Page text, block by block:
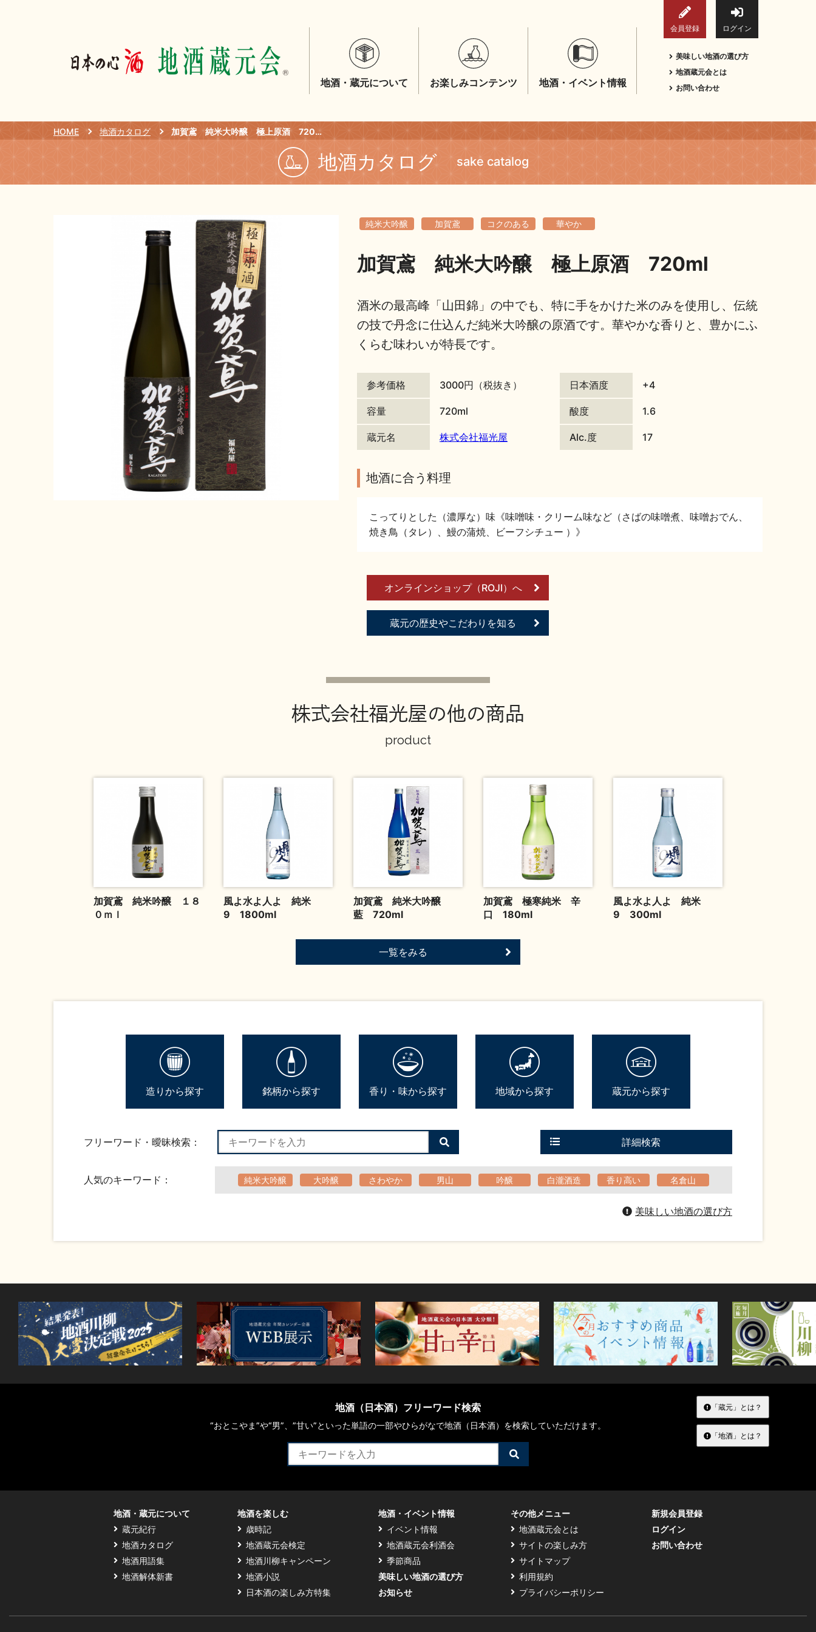
会員登録 ログイン
地酒・蔵元について お楽しみコンテンツ 地酒・イベント情報
美味しい地酒の選び方
地酒蔵元会とは
お問い合わせ
HOME 地酒カタログ 加賀鳶 純米大吟醸 極上原酒 720ml
地酒カタログ sake catalog
純米大吟醸 加賀鳶 コクのある 華やか
加賀鳶 純米大吟醸 極上原酒 720ml
酒米の最高峰「山田錦」の中でも、特に手をかけた米のみを使用し、伝統
の技で丹念に仕込んだ純米大吟醸の原酒です。華やかな香りと、豊かにふ
くらむ味わいが特長です。
参考価格 3000円（税抜き）
容量 720ml
蔵元名 株式会社福光屋
日本酒度 +4
酸度 1.6
Alc.度 17
地酒に合う料理
こってりとした（濃厚な）味《味噌味・クリーム味など（さばの味噌煮、味噌おでん、
焼き鳥（タレ）、鰻の蒲焼、ビーフシチュー ）》
オンラインショップ（ROJI）へ
蔵元の歴史やこだわりを知る
株式会社福光屋の他の商品
product
加賀鳶 純米吟醸 １８
０ｍｌ
風よ水よ人よ 純米
9 1800ml
加賀鳶 純米大吟醸
藍 720ml
加賀鳶 極寒純米 辛
口 180ml
風よ水よ人よ 純米
9 300ml
一覧をみる
造りから探す 銘柄から探す 香り・味から探す 地域から探す 蔵元から探す
フリーワード・曖昧検索：
検
索
る
詳細検索
人気のキーワード： 純米大吟醸 大吟醸 さわやか 男山 吟醸 白瀧酒造 香り高い 名倉山
美味しい地酒の選び方
地酒（日本酒）フリーワード検索
“おとこやま”や“男”、”甘い”といった単語の一部やひらがなで地酒（日本酒）を検索していただけます。
検
索
「蔵元」とは？
「地酒」とは？
地酒・蔵元について
蔵元紀行
地酒カタログ
地酒用語集
地酒解体新書
地酒を楽しむ
歳時記
地酒蔵元会検定
地酒川柳キャンペーン
地酒小説
日本酒の楽しみ方特集
地酒・イベント情報
イベント情報
地酒蔵元会利酒会
季節商品
美味しい地酒の選び方
お知らせ
その他メニュー
地酒蔵元会とは
サイトの楽しみ方
サイトマップ
利用規約
プライバシーポリシー
新規会員登録
ログイン
お問い合わせ